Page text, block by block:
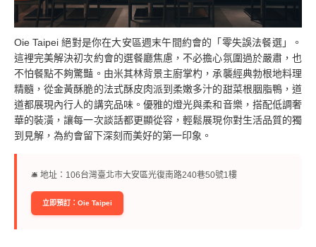
Oie Taipei 絕對是你在大安區週末午間約會的「零失誤法餐選」。
這裡完美解決初次約會的選餐廳焦慮，不必擔心氛圍過於嚴肅，也
不怕餐點不夠驚豔。由米其林背景主廚掌杓，承襲經典勃根地料理
精髓，從金黃酥脆的法式酥皮肉派到柔嫩多汁的甜菜根胭脂鴨，道
道都展現內行人的講究品味。優雅的燈光與柔和音樂，搭配低調奢
華的裝潢，讓每一次談話都更顯從容，輕鬆展現你對生活品質的獨
到見解，為約會留下深刻而美好的第一印象。
🛎︎ 地址：106台灣臺北市大安區光復南路240巷50號1樓
立即預訂：Oie Taipei